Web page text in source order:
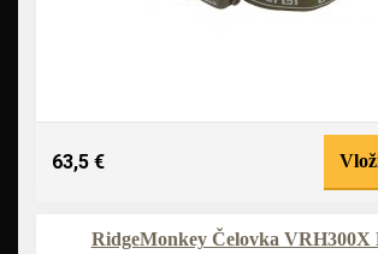
63,5 €
RidgeMonkey Čelovka VRH300X